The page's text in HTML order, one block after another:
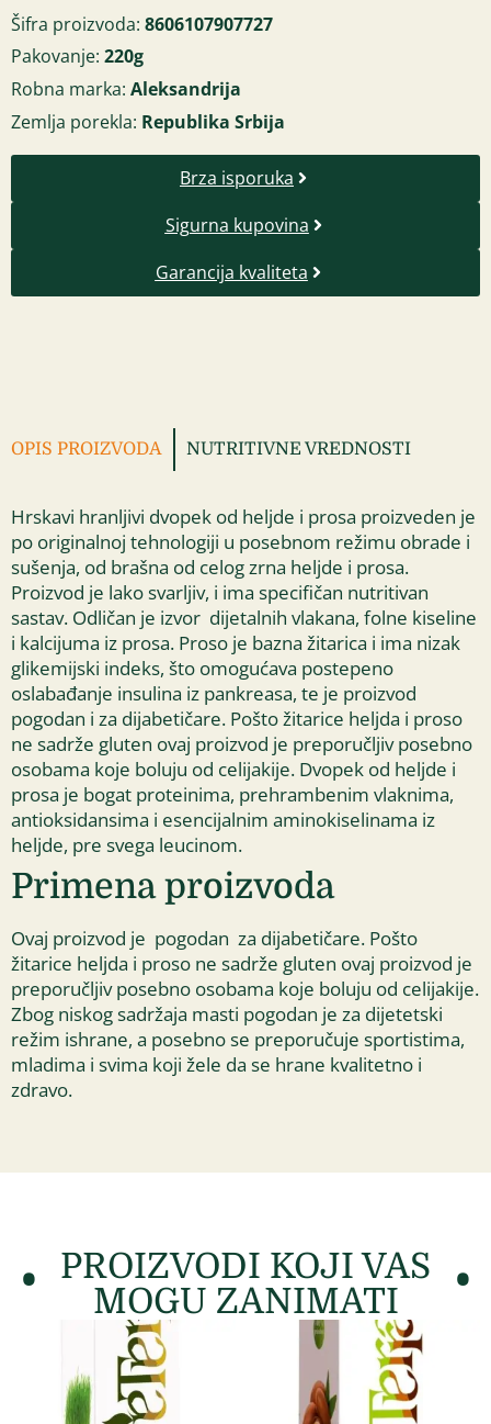
Šifra proizvoda: 8606107907727
Pakovanje: 220g
Robna marka: Aleksandrija
Zemlja porekla: Republika Srbija
Brza isporuka
Sigurna kupovina
Garancija kvaliteta
OPIS PROIZVODA NUTRITIVNE VREDNOSTI
Hrskavi hranljivi dvopek od heljde i prosa proizveden je
po originalnoj tehnologiji u posebnom režimu obrade i
sušenja, od brašna od celog zrna heljde i prosa.
Proizvod je lako svarljiv, i ima specifičan nutritivan
sastav. Odličan je izvor dijetalnih vlakana, folne kiseline
i kalcijuma iz prosa. Proso je bazna žitarica i ima nizak
glikemijski indeks, što omogućava postepeno
oslabađanje insulina iz pankreasa, te je proizvod
pogodan i za dijabetičare. Pošto žitarice heljda i proso
ne sadrže gluten ovaj proizvod je preporučljiv posebno
osobama koje boluju od celijakije. Dvopek od heljde i
prosa je bogat proteinima, prehrambenim vlaknima,
antioksidansima i esencijalnim aminokiselinama iz
heljde, pre svega leucinom.
Primena proizvoda
Ovaj proizvod je pogodan za dijabetičare. Pošto
žitarice heljda i proso ne sadrže gluten ovaj proizvod je
preporučljiv posebno osobama koje boluju od celijakije.
Zbog niskog sadržaja masti pogodan je za dijetetski
režim ishrane, a posebno se preporučuje sportistima,
mladima i svima koji žele da se hrane kvalitetno i
zdravo.
PROIZVODI KOJI VAS
MOGU ZANIMATI